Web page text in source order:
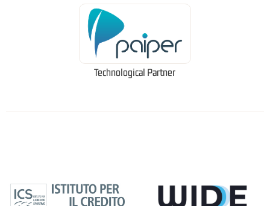
Technological Partner